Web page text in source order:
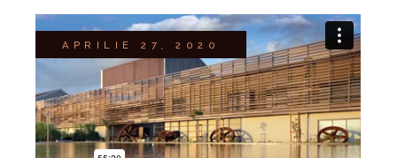
APRILIE 27, 2020